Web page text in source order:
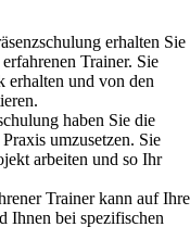
erhalten Sie
Trainer. Sie
erhalten und von den
haben Sie die
umzusetzen. Sie
arbeiten und so Ihr
Trainer kann auf Ihre
Ihnen bei spezifischen